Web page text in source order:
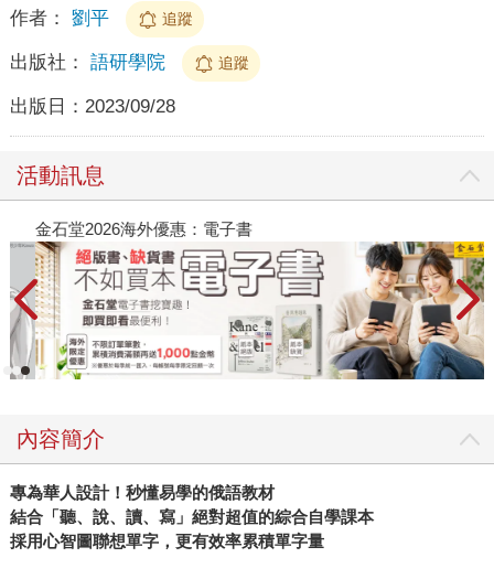
作者： 劉平 追蹤
出版社： 語研學院 追蹤
出版日： 2023/09/28
活動訊息
金石堂2026海外優惠：電子書
內容簡介
專為華人設計！秒懂易學的俄語教材
結合「聽、說、讀、寫」絕對超值的綜合自學課本
採用心智圖聯想單字，更有效率累積單字量